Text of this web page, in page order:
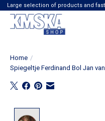
Large selection of products and
Home /
Spiegeltje Ferdinand Bol Jan